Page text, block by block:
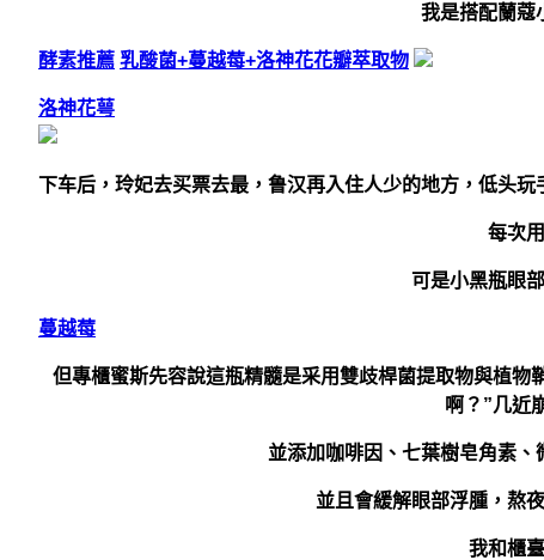
我是搭配蘭蔻
酵素推薦 乳酸菌+蔓越莓+洛神花花瓣萃取物
洛神花萼
下车后，玲妃去买票去最，鲁汉再入住人少的地方，低头
每次
可是小黑瓶眼
蔓越莓
但專櫃蜜斯先容說這瓶精髓是采用雙歧桿菌提取物與植
啊？”几近
並添加咖啡因、七葉樹皂角素
並且會緩解眼部浮腫，熬
我和櫃